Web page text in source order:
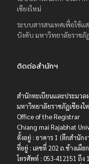
เชียงใหม่
ระบบสารสนเทศเพื่อใช้แ
บังคับ มหาวิทยาลัยราชภั
ติดต่อสำนักฯ
สำนักทะเบียนและประมวล
มหาวิทยาลัยราชภัฏเชียงใ
Office of the Registrar
Chiang mai Rajabhat
ตั้งอยู่ : อาคาร 1 (ตึกสำนัก
ที่อยู่ : เลขที่ 202 ถ.ช้างเผือ
โทรศัพท์ : 053-412151 ถึง